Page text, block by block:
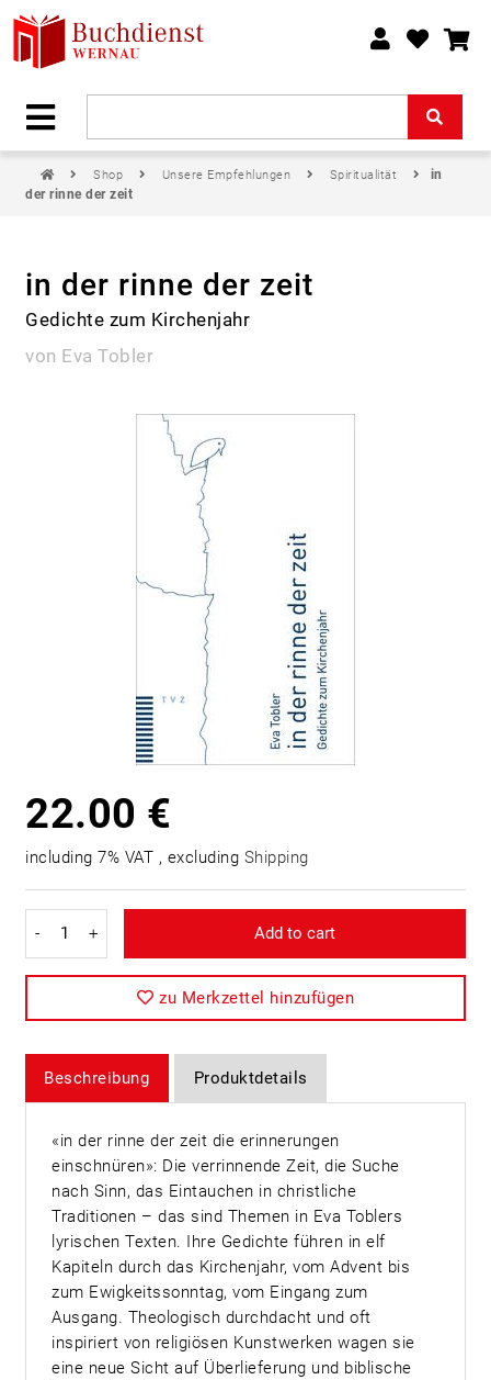
Shop Unsere Empfehlungen Spiritualität
in
der rinne der zeit
in der rinne der zeit
Gedichte zum Kirchenjahr
von Eva Tobler
22.00 €
including 7% VAT , excluding Shipping
- + Add to cart
zu Merkzettel hinzufügen
Beschreibung Produktdetails
«in der rinne der zeit die erinnerungen
einschnüren»: Die verrinnende Zeit, die Suche
nach Sinn, das Eintauchen in christliche
Traditionen – das sind Themen in Eva Toblers
lyrischen Texten. Ihre Gedichte führen in elf
Kapiteln durch das Kirchenjahr, vom Advent bis
zum Ewigkeitssonntag, vom Eingang zum
Ausgang. Theologisch durchdacht und oft
inspiriert von religiösen Kunstwerken wagen sie
eine neue Sicht auf Überlieferung und biblische